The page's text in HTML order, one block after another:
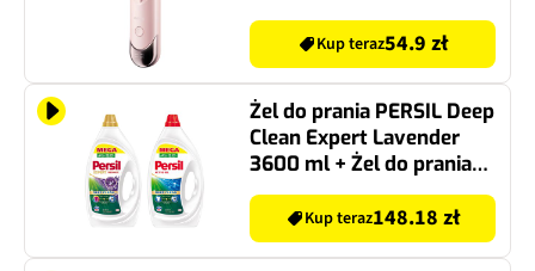
Kup teraz54.9 zł
Żel do prania PERSIL Deep
Clean Expert Lavender
3600 ml + Żel do prania
PERSIL Regular 3960 ml
Kup teraz148.18 zł